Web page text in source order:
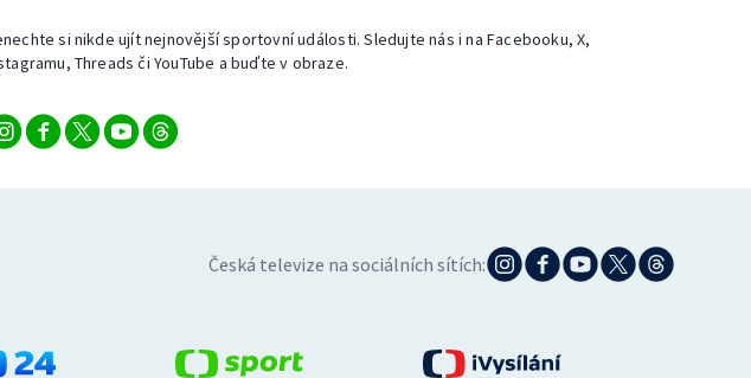
si nikde ujít nejnovější sportovní události. Sledujte nás i na Facebooku, X,
Threads či YouTube a buďte v obraze.
Česká televize na sociálních sítích: